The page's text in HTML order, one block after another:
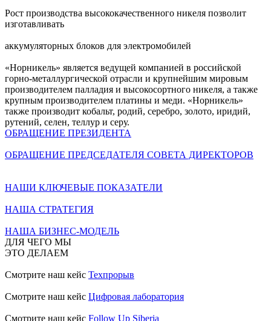
Рост производства высококачественного никеля позволит
изготавливать
аккумуляторных блоков для электромобилей
«Норникель» является ведущей компанией в российской
горно-металлургической отрасли и крупнейшим мировым
производителем палладия и высокосортного никеля, а также
крупным производителем платины и меди. «Норникель»
также производит кобальт, родий, серебро, золото, иридий,
рутений, селен, теллур и серу.
ОБРАЩЕНИЕ ПРЕЗИДЕНТА
ОБРАЩЕНИЕ ПРЕДСЕДАТЕЛЯ СОВЕТА ДИРЕКТОРОВ
НАШИ КЛЮЧЕВЫЕ ПОКАЗАТЕЛИ
НАША СТРАТЕГИЯ
НАША БИЗНЕС-МОДЕЛЬ
ДЛЯ ЧЕГО МЫ
ЭТО ДЕЛАЕМ
Смотрите наш кейс Техпрорыв
Смотрите наш кейс Цифровая лаборатория
Смотрите наш кейс Follow Up Siberia